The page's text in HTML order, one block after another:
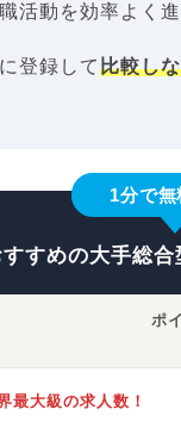
活動を効率よく進
登録して比較し
1分で
すすめの大手総
ポ
最大級の求人数！